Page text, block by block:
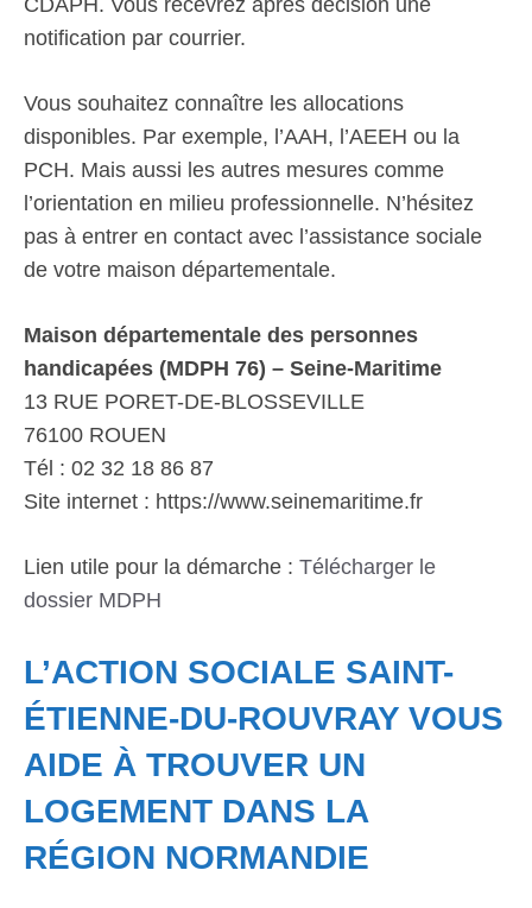
CDAPH. Vous recevrez après décision une
notification par courrier.
Vous souhaitez connaître les allocations
disponibles. Par exemple, l’AAH, l’AEEH ou la
PCH. Mais aussi les autres mesures comme
l’orientation en milieu professionnelle. N’hésitez
pas à entrer en contact avec l’assistance sociale
de votre maison départementale.
Maison départementale des personnes
handicapées (MDPH 76) – Seine-Maritime
13 RUE PORET-DE-BLOSSEVILLE
76100 ROUEN
Tél : 02 32 18 86 87
Site internet : https://www.seinemaritime.fr
Lien utile pour la démarche : Télécharger le
dossier MDPH
L’ACTION SOCIALE SAINT-
ÉTIENNE-DU-ROUVRAY VOUS
AIDE À TROUVER UN
LOGEMENT DANS LA
RÉGION NORMANDIE